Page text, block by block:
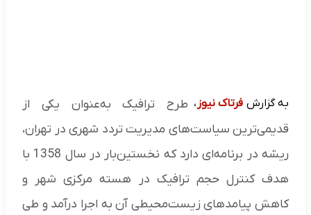
به گزارش فرتاک نیوز ، طرح ترافیک به‌عنوان یکی از
قدیمی‌ترین سیاست‌های مدیریت تردد شهری در تهران،
ریشه در برنامه‌ای دارد که نخستین‌بار در سال 1358 با
هدف کنترل حجم ترافیک در هسته مرکزی شهر و
کاهش پیامدهای زیست‌محیطی آن به اجرا درآمد و طی